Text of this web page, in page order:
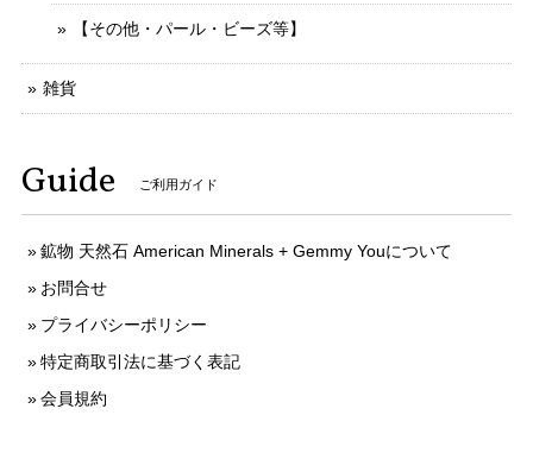
【その他・パール・ビーズ等】
雑貨
Guide ご利用ガイド
鉱物 天然石 American Minerals + Gemmy Youについて
お問合せ
プライバシーポリシー
特定商取引法に基づく表記
会員規約